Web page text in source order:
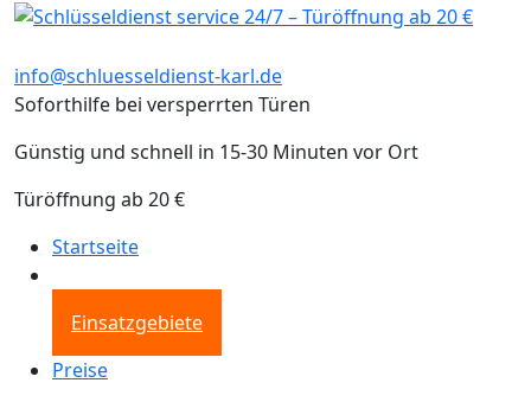
info@schluesseldienst-karl.de
Soforthilfe bei versperrten Türen
Günstig und schnell in 15-30 Minuten vor Ort
Türöffnung ab 20 €
Startseite
Einsatzgebiete
Preise